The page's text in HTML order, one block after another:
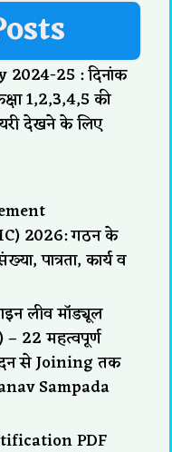
25 : दिनांक
1,2,3,4,5 की
देखने के लिए
2026: गठन के
पात्रता, कार्य व
लीव मॉड्यूल
22 महत्वपूर्ण
से Joining तक
Sampada
PDF